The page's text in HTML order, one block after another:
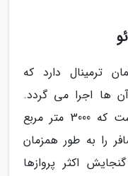
ترمینال دارد که
ها اجرا می گردد.
ترمینال اصلی، ترمینال شماره 1 است که 3000 متر مربع
و گنجایش 400 مسافر را به طور همزمان
اکثر پروازها